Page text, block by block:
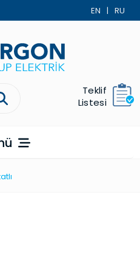
EN | RU
Teklif
Listesi